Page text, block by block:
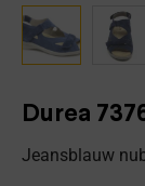
Durea
Jeansblauw